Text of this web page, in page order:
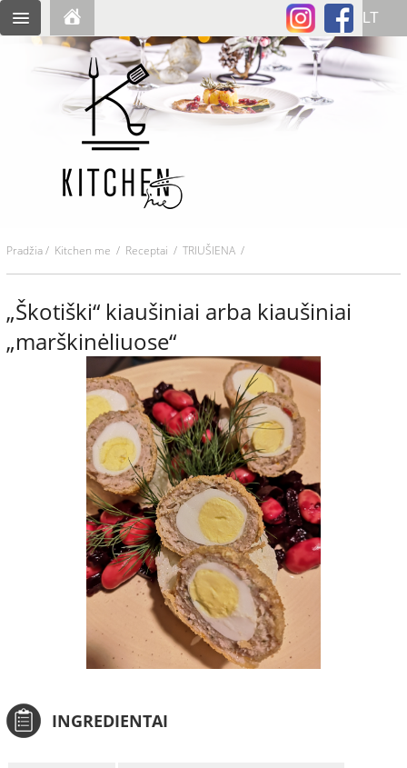
Pradžia/ Kitchen me / Receptai / TRIUŠIENA /
„Škotiški“ kiaušiniai arba kiaušiniai
„marškinėliuose“
INGREDIENTAI